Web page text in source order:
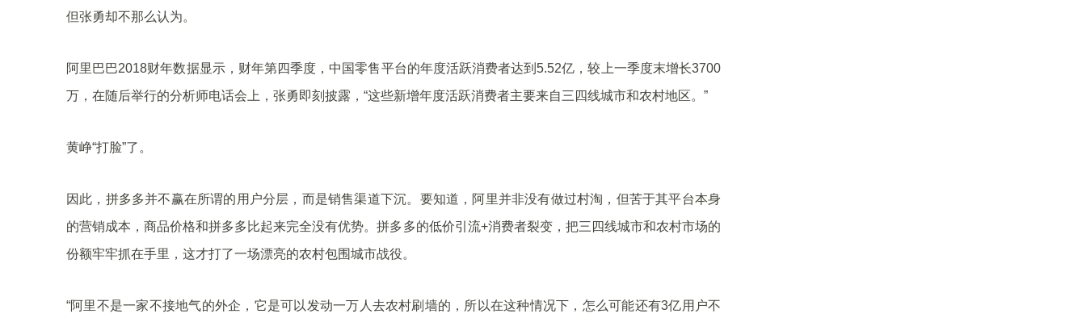
但张勇却不那么认为。
阿里巴巴2018财年数据显示，财年第四季度，中国零售平台的年度活跃消费者达到5.52亿，较上一季度末增长3700
万，在随后举行的分析师电话会上，张勇即刻披露，“这些新增年度活跃消费者主要来自三四线城市和农村地区。”
黄峥“打脸”了。
因此，拼多多并不赢在所谓的用户分层，而是销售渠道下沉。要知道，阿里并非没有做过村淘，但苦于其平台本身
的营销成本，商品价格和拼多多比起来完全没有优势。拼多多的低价引流+消费者裂变，把三四线城市和农村市场的
份额牢牢抓在手里，这才打了一场漂亮的农村包围城市战役。
“阿里不是一家不接地气的外企，它是可以发动一万人去农村刷墙的，所以在这种情况下，怎么可能还有3亿用户不